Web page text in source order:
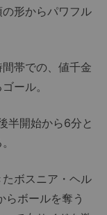
形からパワフル
帯での、値千金
ール。
半開始から6分と
ボスニア・ヘル
らボールを奪う